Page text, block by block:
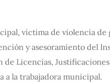
víctima de violencia
y asesoramiento del
Licencias,
a la trabajadora municipal.